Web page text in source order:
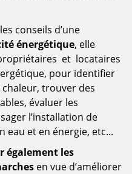
conseils d’une
énergétique, elle
et locataires
pour identifier
trouver des
évaluer les
l’installation de
eau et en énergie, etc...
également les
en vue d’améliorer